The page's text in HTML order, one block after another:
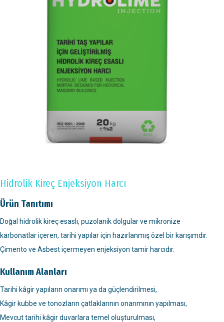
Hidrolik Kireç Enjeksiyon Harcı
Ürün Tanıtımı
Doğal hidrolik kireç esaslı, puzolanik dolgular ve mikronize
karbonatlar içeren, tarihi yapılar için hazırlanmış özel bir karışımdır.
Çimento ve Asbest içermeyen enjeksiyon tamir harcıdır.
Kullanım Alanları
Tarihi kâgir yapıların onarımı ya da güçlendirilmesi,
Kâgir kubbe ve tonozların çatlaklarının onarımının yapılması,
Mevcut tarihi kâgir duvarlara temel oluşturulması,